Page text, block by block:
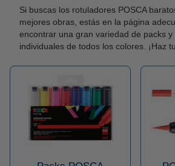
Si buscas los rotuladores POSCA
mejores obras, estás en la página
encontrar una gran variedad de packs
individuales de todos los colores. ¡Haz